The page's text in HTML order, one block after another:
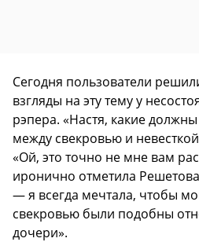
Сегодня пользователи
взгляды на эту тему у
рэпера. «Настя, какие
между свекровью и
«Ой, это точно не мне вам
иронично отметила
— я всегда мечтала, чтобы
свекровью были подобны
дочери».